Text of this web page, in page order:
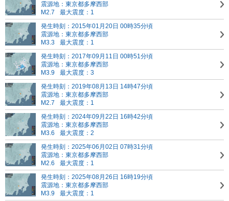
震源地：東京都多摩西部
M2.7
最大震度：1
発生時刻：2015年01月20日 00時35分頃
震源地：東京都多摩西部
M3.3
最大震度：1
発生時刻：2017年09月11日 00時51分頃
震源地：東京都多摩西部
M3.9
最大震度：3
発生時刻：2019年08月13日 14時47分頃
震源地：東京都多摩西部
M2.7
最大震度：1
発生時刻：2024年09月22日 16時42分頃
震源地：東京都多摩西部
M3.6
最大震度：2
発生時刻：2025年06月02日 07時31分頃
震源地：東京都多摩西部
M2.6
最大震度：1
発生時刻：2025年08月26日 16時19分頃
震源地：東京都多摩西部
M3.9
最大震度：1